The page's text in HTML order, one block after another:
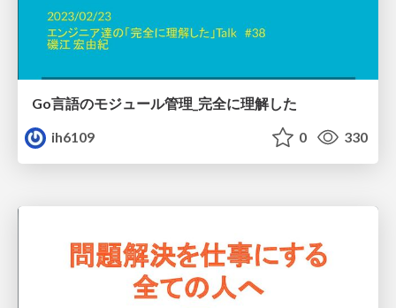
Go言語のモジュール管理_完全に理解した
ih6109
0 330